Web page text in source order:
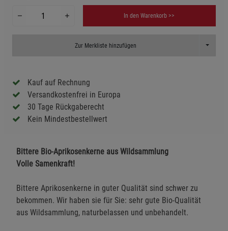
In den Warenkorb >>
Zur Merkliste hinzufügen Toggle
Kauf auf Rechnung
Versandkostenfrei in Europa
30 Tage Rückgaberecht
Kein Mindestbestellwert
Bittere Bio-Aprikosenkerne aus Wildsammlung
Volle Samenkraft!
Bittere Aprikosenkerne in guter Qualität sind schwer zu
bekommen. Wir haben sie für Sie: sehr gute Bio-Qualität
aus Wildsammlung, naturbelassen und unbehandelt.